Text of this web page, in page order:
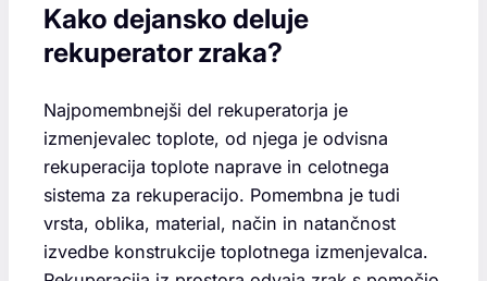
Kako dejansko deluje
rekuperator zraka?
Najpomembnejši del rekuperatorja je
izmenjevalec toplote, od njega je odvisna
rekuperacija toplote naprave in celotnega
sistema za rekuperacijo. Pomembna je tudi
vrsta, oblika, material, način in natančnost
izvedbe konstrukcije toplotnega izmenjevalca.